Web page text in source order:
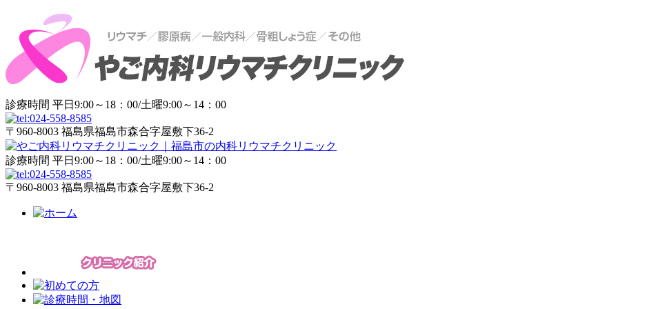
診療時間 平日9:00～18：00/土曜9:00～14：00
〒960-8003 福島県福島市森合字屋敷下36-2
診療時間 平日9:00～18：00/土曜9:00～14：00
〒960-8003 福島県福島市森合字屋敷下36-2